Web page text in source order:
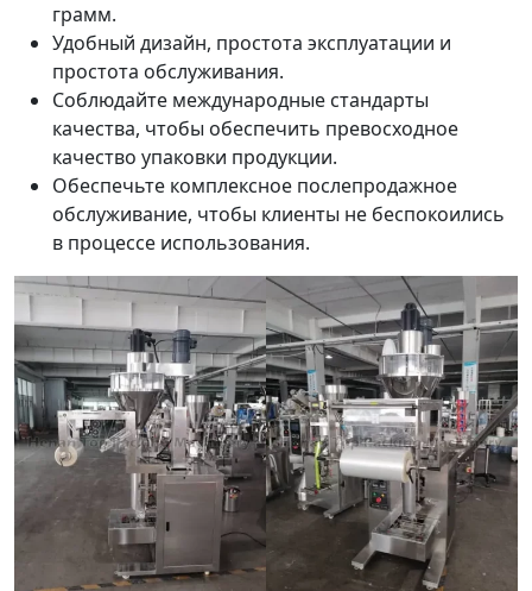
грамм.
Удобный дизайн, простота эксплуатации и
простота обслуживания.
Соблюдайте международные стандарты
качества, чтобы обеспечить превосходное
качество упаковки продукции.
Обеспечьте комплексное послепродажное
обслуживание, чтобы клиенты не беспокоились
в процессе использования.